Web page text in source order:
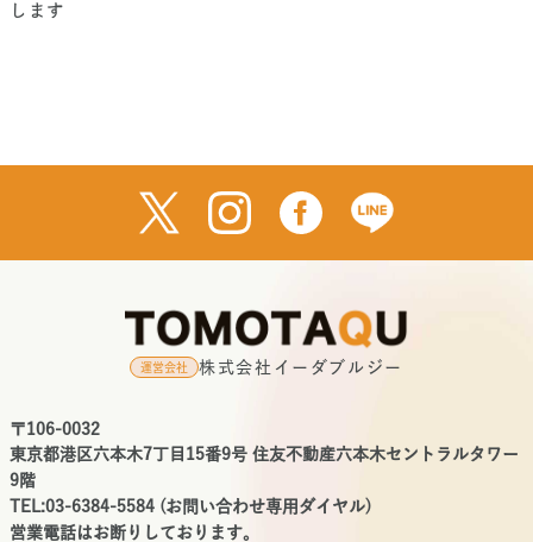
します
運営会社 株式会社イーダブルジー
〒106-0032
東京都港区六本木7丁目15番9号 住友不動産六本木セントラルタワー
9階
TEL:03-6384-5584 (お問い合わせ専用ダイヤル)
営業電話はお断りしております。